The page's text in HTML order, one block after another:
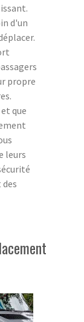
d'un
propre
que
leurs